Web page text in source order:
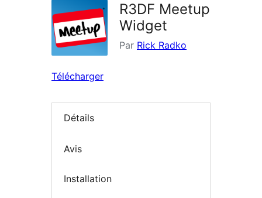
R3DF Meetup
Widget
Par Rick Radko
Télécharger
Détails
Avis
Installation